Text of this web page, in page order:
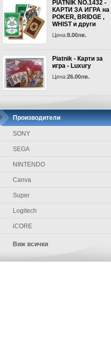
PIATNIK NO.1432 -
КАРТИ ЗА ИГРА на
POKER, BRIDGE ,
WHIST и други
Цена:8.00лв.
Piatnik - Карти за
игра - Luxury
Цена:26.00лв.
Производители
SONY
SEGA
NINTENDO
Canva
Super
Logitech
iCORE
Виж всички